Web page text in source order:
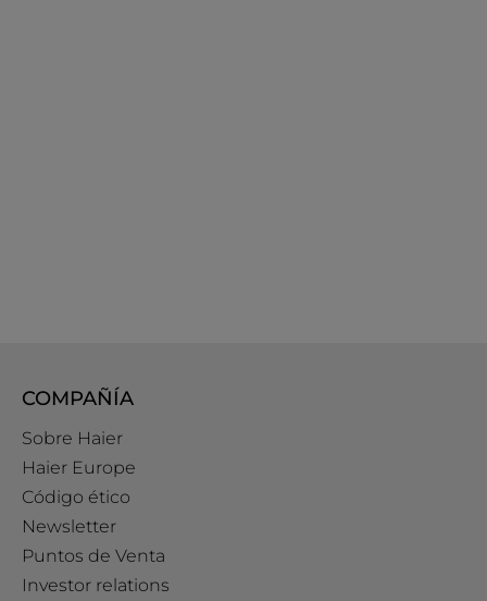
COMPAÑÍA
Sobre Haier
Haier Europe
Código ético
Newsletter
Puntos de Venta
Investor relations